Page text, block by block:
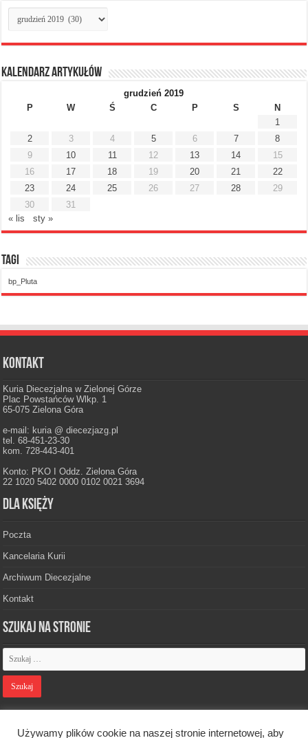
Archiwum
miesięczne
Kalendarz artykułów
grudzień 2019
P
W Ś C P S
N
1
2
3 4 5 6 7
8
9
10 11 12 13 14
15
16
17 18 19 20 21
22
23
24 25 26 27 28
29
30
31
« lis
sty »
Tagi
bp_Pluta
Kontakt
Kuria Diecezjalna w Zielonej Górze
Plac Powstańców Wlkp. 1
65-075 Zielona Góra
e-mail: kuria @ diecezjazg.pl
tel. 68-451-23-30
kom. 728-443-401
Konto: PKO I Oddz. Zielona Góra
22 1020 5402 0000 0102 0021 3694
Dla księży
Poczta
Kancelaria Kurii
Archiwum Diecezjalne
Kontakt
Szukaj na stronie
Używamy plików cookie na naszej stronie internetowej, aby